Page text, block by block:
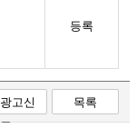
등록
고신
고
목록